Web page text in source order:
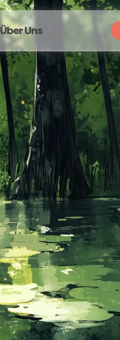
Über Uns